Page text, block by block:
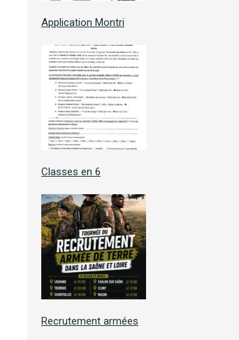
Application Montri
Classes en 6
Recrutement armées